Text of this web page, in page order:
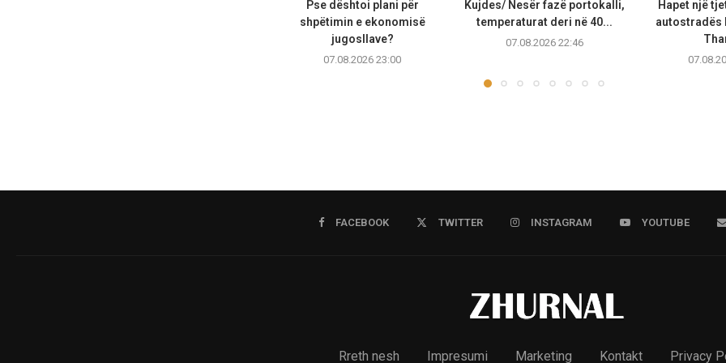
Pse dështoi plani për
shpëtimin e ekonomisë
jugosllave?
07.08.2026 23:00
Kujdes/ Nesër fazë portokalli,
temperaturat deri në 40...
07.08.2026 22:46
Hapet një
autostradës
FACEBOOK TWITTER INSTAGRAM YOUTUBE
Rreth nesh Impresumi Marketing Kontakt Privacy